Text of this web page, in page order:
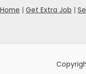
Home Get Extra Job